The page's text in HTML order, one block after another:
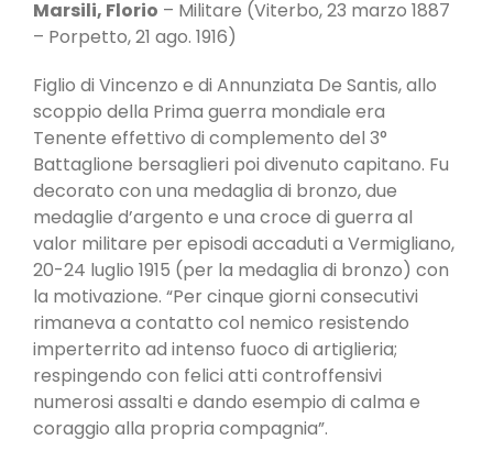
Marsili, Florio – Militare (Viterbo, 23 marzo 1887
– Porpetto, 21 ago. 1916)
Figlio di Vincenzo e di Annunziata De Santis, allo
scoppio della Prima guerra mondiale era
Tenente effettivo di complemento del 3°
Battaglione bersaglieri poi divenuto capitano. Fu
decorato con una medaglia di bronzo, due
medaglie d’argento e una croce di guerra al
valor militare per episodi accaduti a Vermigliano,
20-24 luglio 1915 (per la medaglia di bronzo) con
la motivazione. “Per cinque giorni consecutivi
rimaneva a contatto col nemico resistendo
imperterrito ad intenso fuoco di artiglieria;
respingendo con felici atti controffensivi
numerosi assalti e dando esempio di calma e
coraggio alla propria compagnia”.